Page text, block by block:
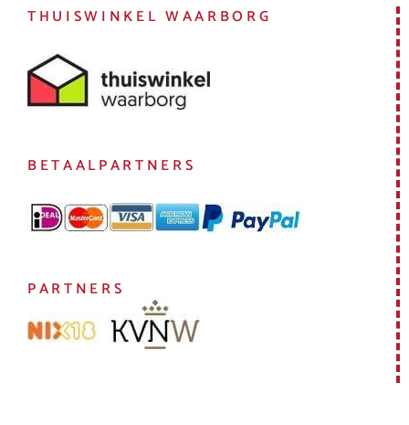
THUISWINKEL WAARBORG
BETAALPARTNERS
PARTNERS